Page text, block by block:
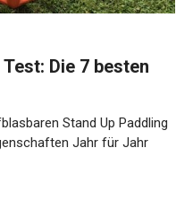
Die 7 besten
Stand Up Paddling
Jahr für Jahr